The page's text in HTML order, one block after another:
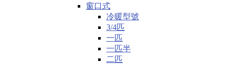
窗口式
冷暖型號
3/4匹
一匹
一匹半
二匹